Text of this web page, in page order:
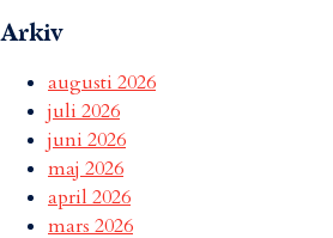
Arkiv
augusti 2026
juli 2026
juni 2026
maj 2026
april 2026
mars 2026